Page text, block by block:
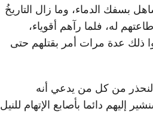
بسفك الدماء، وما زال التاريخُ
له، فلما رآهم أقوياء،
ذلك عدة مرات أمر بقتلهم حتى
لنحذر من كل من يدعي أنه
إليهم دائما بأصابع الإتهام للنيل